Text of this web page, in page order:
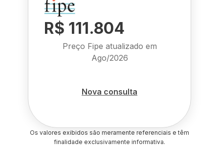
R$ 111.804
Preço Fipe atualizado em
Ago/2026
Nova consulta
Os valores exibidos são meramente referenciais e têm
finalidade exclusivamente informativa.